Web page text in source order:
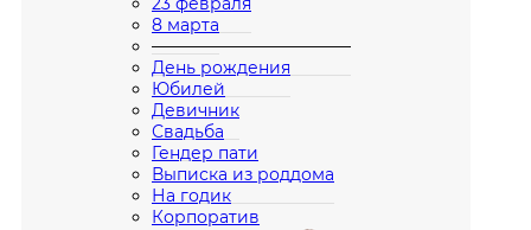
8 марта
————————————
День рождения
Юбилей
Девичник
Свадьба
Гендер пати
Выписка из роддома
На годик
Корпоратив